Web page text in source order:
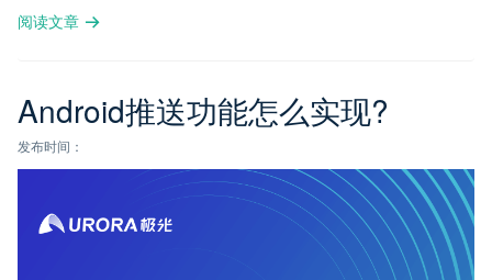
阅读文章
Android推送功能怎么实现?
发布时间：